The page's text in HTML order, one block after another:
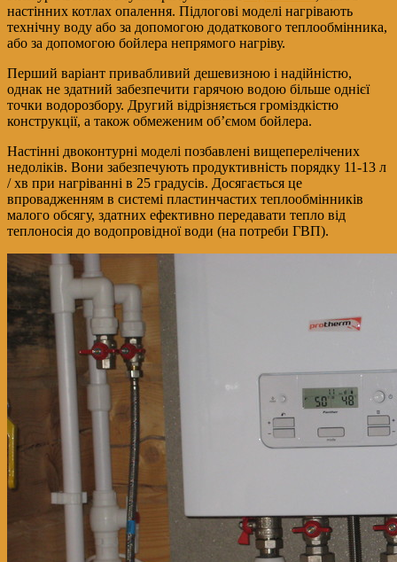
настінних котлах опалення. Підлогові моделі нагрівають
технічну воду або за допомогою додаткового теплообмінника,
або за допомогою бойлера непрямого нагріву.
Перший варіант привабливий дешевизною і надійністю,
однак не здатний забезпечити гарячою водою більше однієї
точки водорозбору. Другий відрізняється громіздкістю
конструкції, а також обмеженим об’ємом бойлера.
Настінні двоконтурні моделі позбавлені вищеперелічених
недоліків. Вони забезпечують продуктивність порядку 11-13 л
/ хв при нагріванні в 25 градусів. Досягається це
впровадженням в системі пластинчастих теплообмінників
малого обсягу, здатних ефективно передавати тепло від
теплоносія до водопровідної води (на потреби ГВП).